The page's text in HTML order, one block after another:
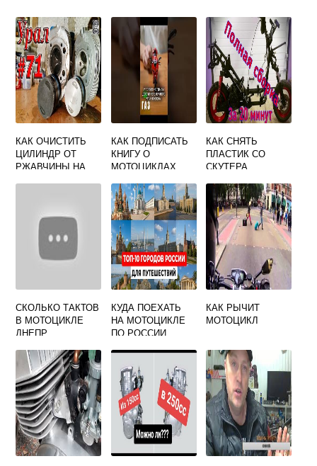
КАК ОЧИСТИТЬ
ЦИЛИНДР ОТ
РЖАВЧИНЫ НА
КАК ПОДПИСАТЬ
КНИГУ О
МОТОЦИКЛАХ
КАК СНЯТЬ
ПЛАСТИК СО
СКУТЕРА
СКОЛЬКО ТАКТОВ
В МОТОЦИКЛЕ
ДНЕПР
КУДА ПОЕХАТЬ
НА МОТОЦИКЛЕ
ПО РОССИИ
КАК РЫЧИТ
МОТОЦИКЛ